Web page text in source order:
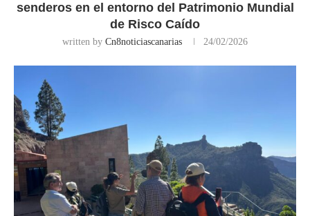
senderos en el entorno del Patrimonio Mundial
de Risco Caído
written by Cn8noticiascanarias 24/02/2026